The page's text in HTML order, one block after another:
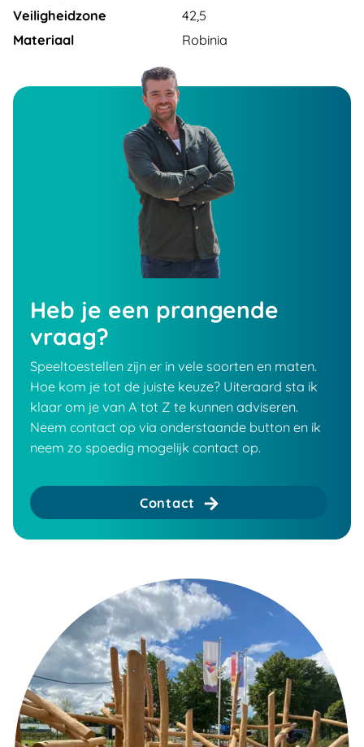
Veiligheidzone
42,5
Materiaal
Robinia
Heb je een prangende
vraag?
Speeltoestellen zijn er in vele soorten en maten.
Hoe kom je tot de juiste keuze? Uiteraard sta ik
klaar om je van A tot Z te kunnen adviseren.
Neem contact op via onderstaande button en ik
neem zo spoedig mogelijk contact op.
Contact